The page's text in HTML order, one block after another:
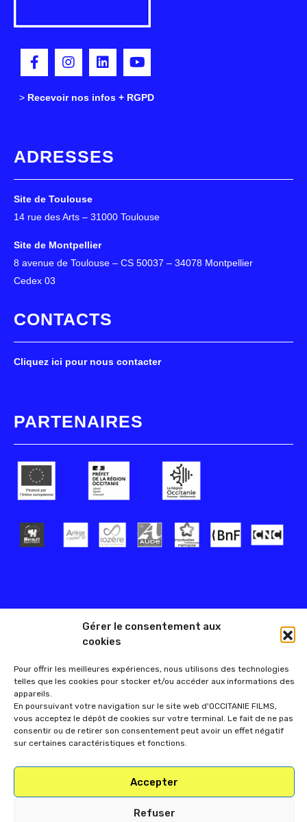
Gérer le consentement aux
cookies
Pour offrir les meilleures expériences, nous utilisons des technologies
telles que les cookies pour stocker et/ou accéder aux informations des
appareils.
En poursuivant votre navigation sur le site web d'OCCITANIE FILMS,
vous acceptez le dépôt de cookies sur votre terminal. Le fait de ne pas
consentir ou de retirer son consentement peut avoir un effet négatif
sur certaines caractéristiques et fonctions.
Accepter
Refuser
> Recevoir nos infos + RGPD
ADRESSES
Site de Toulouse
14 rue des Arts – 31000 Toulouse
Site de Montpellier
8 avenue de Toulouse – CS 50037 – 34078 Montpellier
Cedex 03
CONTACTS
Cliquez ici pour nous contacter
PARTENAIRES